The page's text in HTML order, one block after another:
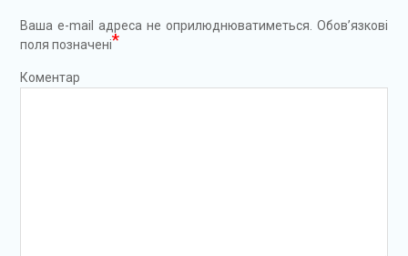
Ваша e-mail адреса не оприлюднюватиметься. Обов’язкові
поля позначені*
Коментар